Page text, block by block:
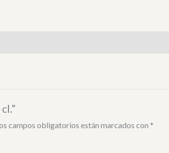
campos obligatorios están marcados con *